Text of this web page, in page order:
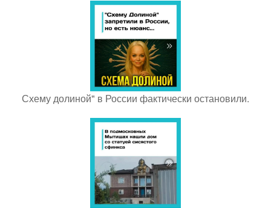
Схему долиной" в России фактически остановили.